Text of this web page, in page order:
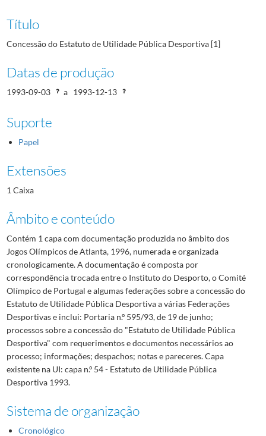
Título
Concessão do Estatuto de Utilidade Pública Desportiva [1]
Datas de produção
1993-09-03 a 1993-12-13
Suporte
Papel
Extensões
1 Caixa
Âmbito e conteúdo
Contém 1 capa com documentação produzida no âmbito dos
Jogos Olímpicos de Atlanta, 1996, numerada e organizada
cronologicamente. A documentação é composta por
correspondência trocada entre o Instituto do Desporto, o Comité
Olímpico de Portugal e algumas federações sobre a concessão do
Estatuto de Utilidade Pública Desportiva a várias Federações
Desportivas e inclui: Portaria n.º 595/93, de 19 de junho;
processos sobre a concessão do "Estatuto de Utilidade Pública
Desportiva" com requerimentos e documentos necessários ao
processo; informações; despachos; notas e pareceres. Capa
existente na UI: capa n.º 54 - Estatuto de Utilidade Pública
Desportiva 1993.
Sistema de organização
Cronológico